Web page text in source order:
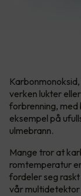
verken lukter
forbrenning,
eksempel på
ulmebrann.
Mange tror at
romtemperatur
fordeler seg
vår multidetektor